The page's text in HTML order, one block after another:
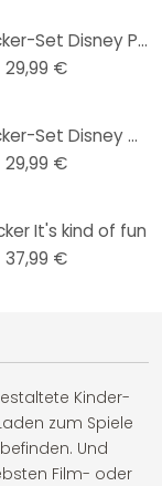
Wandsticker-Set Disney Puppy Dog Pals (Welpen Freunde)
29,99 €
Wandsticker-Set Disney Doc McStuffins und Ihre Freunde
29,99 €
It's kind of fun
37,99 €
Kinder-
zum Spiele
Und
Film- oder